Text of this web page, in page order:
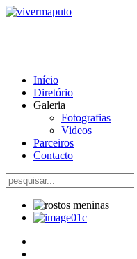
Início
Diretório
Galeria
Fotografias
Videos
Parceiros
Contacto